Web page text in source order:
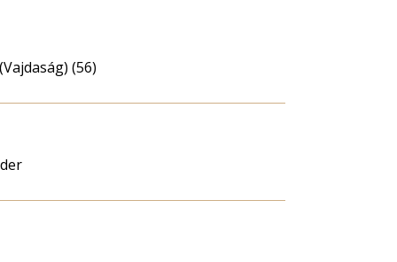
(56)